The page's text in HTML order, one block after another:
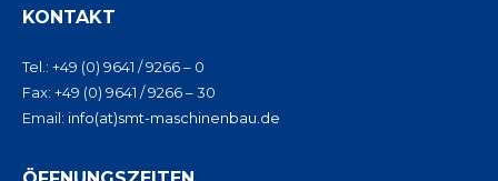
KONTAKT
Tel.: +49 (0) 9641 / 9266 – 0
Fax: +49 (0) 9641 / 9266 – 30
Email: info(at)smt-maschinenbau.de